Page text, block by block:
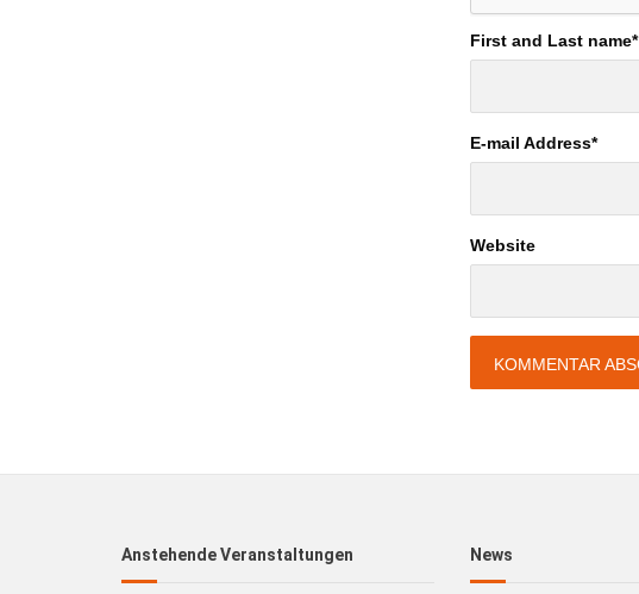
First and Last name*
E-mail Address*
Website
Anstehende Veranstaltungen News